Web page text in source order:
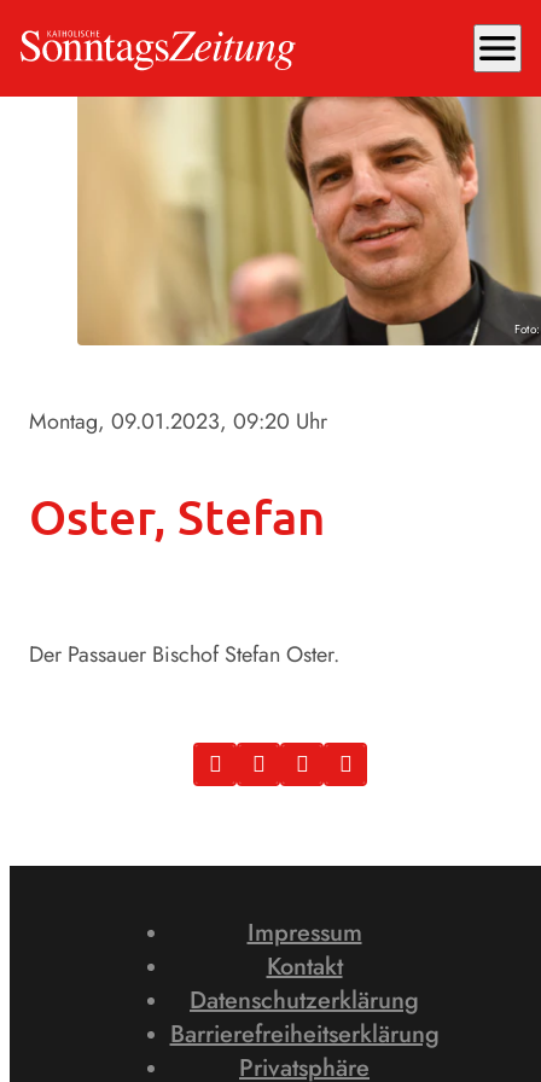
menu
Montag, 09.01.2023, 09:20 Uhr
Oster, Stefan
Der Passauer Bischof Stefan Oster.
Impressum
Kontakt
Datenschutzerklärung
Barrierefreiheitserklärung
Privatsphäre